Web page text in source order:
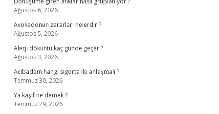
Ağustos 6, 2026
Avokadonun zararları nelerdir ?
Ağustos 5, 2026
Alerji döküntü kaç günde geçer ?
Ağustos 3, 2026
Acibadem hangi sigorta ile anlaşmalı ?
Temmuz 30, 2026
Ya kaşif ne demek ?
Temmuz 29, 2026